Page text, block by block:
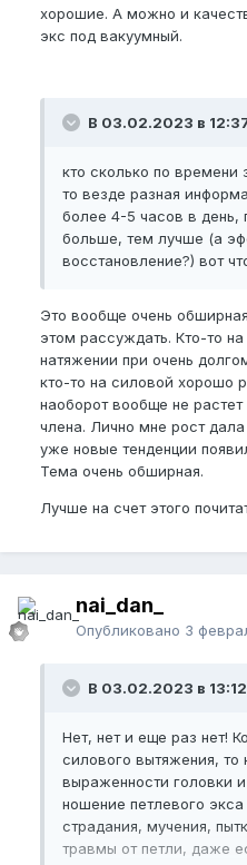
хорошие. А можно и
экс под вакуумный.
В 03.02.2023 в
кто сколько по времени
то везде разная
более 4-5 часов в день,
больше, тем лучше (а
восстановление?) вот
Это вообще очень
этом рассуждать. Кто-то
натяжении при очень
кто-то на силовой хорошо
наоборот вообще не растет
члена. Лично мне рост
уже новые тенденции
Тема очень обширная.
Лучше на счет этого
nai_dan_
Опубликовано 3
В 03.02.2023 в
Нет, нет и еще раз нет!
силового вытяжения,
выраженности головки
ношение петлевого
страдания, мучения,
травмы от петли, даже